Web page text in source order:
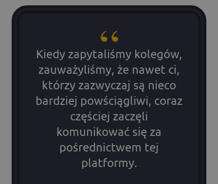
Kiedy zapytaliśmy kolegów,
zauważyliśmy, że nawet ci,
którzy zazwyczaj są nieco
bardziej powściągliwi, coraz
częściej zaczęli
komunikować się za
pośrednictwem tej
platformy.